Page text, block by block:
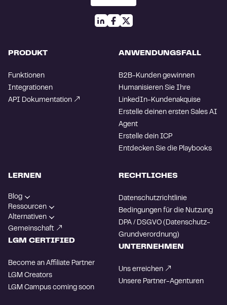
PRODUKT
Funktionen
Integrationen
API Dokumentation
ANWENDUNGSFALL
B2B-Kunden gewinnen
Humanisieren Sie Ihre
LinkedIn-Kundenakquise
Erstelle deinen ersten Sales AI
Agent
Erstelle dein ICP
Entdecken Sie die Playbooks
LERNEN
Blog
Ressourcen
Alternativen
Gemeinschaft
LGM CERTIFIED
Become an Affiliate Partner
LGM Creators
LGM Campus coming soon
RECHTLICHES
Datenschutzrichtlinie
Bedingungen für die Nutzung
DPA / DSGVO (Datenschutz-
Grundverordnung)
UNTERNEHMEN
Uns erreichen
Unsere Partner-Agenturen